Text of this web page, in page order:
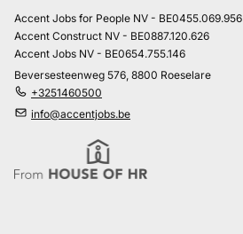
Accent Jobs for People NV - BE0455.069.956
Accent Construct NV - BE0887.120.626
Accent Jobs NV - BE0654.755.146
Beversesteenweg 576, 8800 Roeselare
+3251460500
info@accentjobs.be